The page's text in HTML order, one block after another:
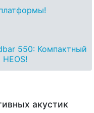
550: Компактный
акустик